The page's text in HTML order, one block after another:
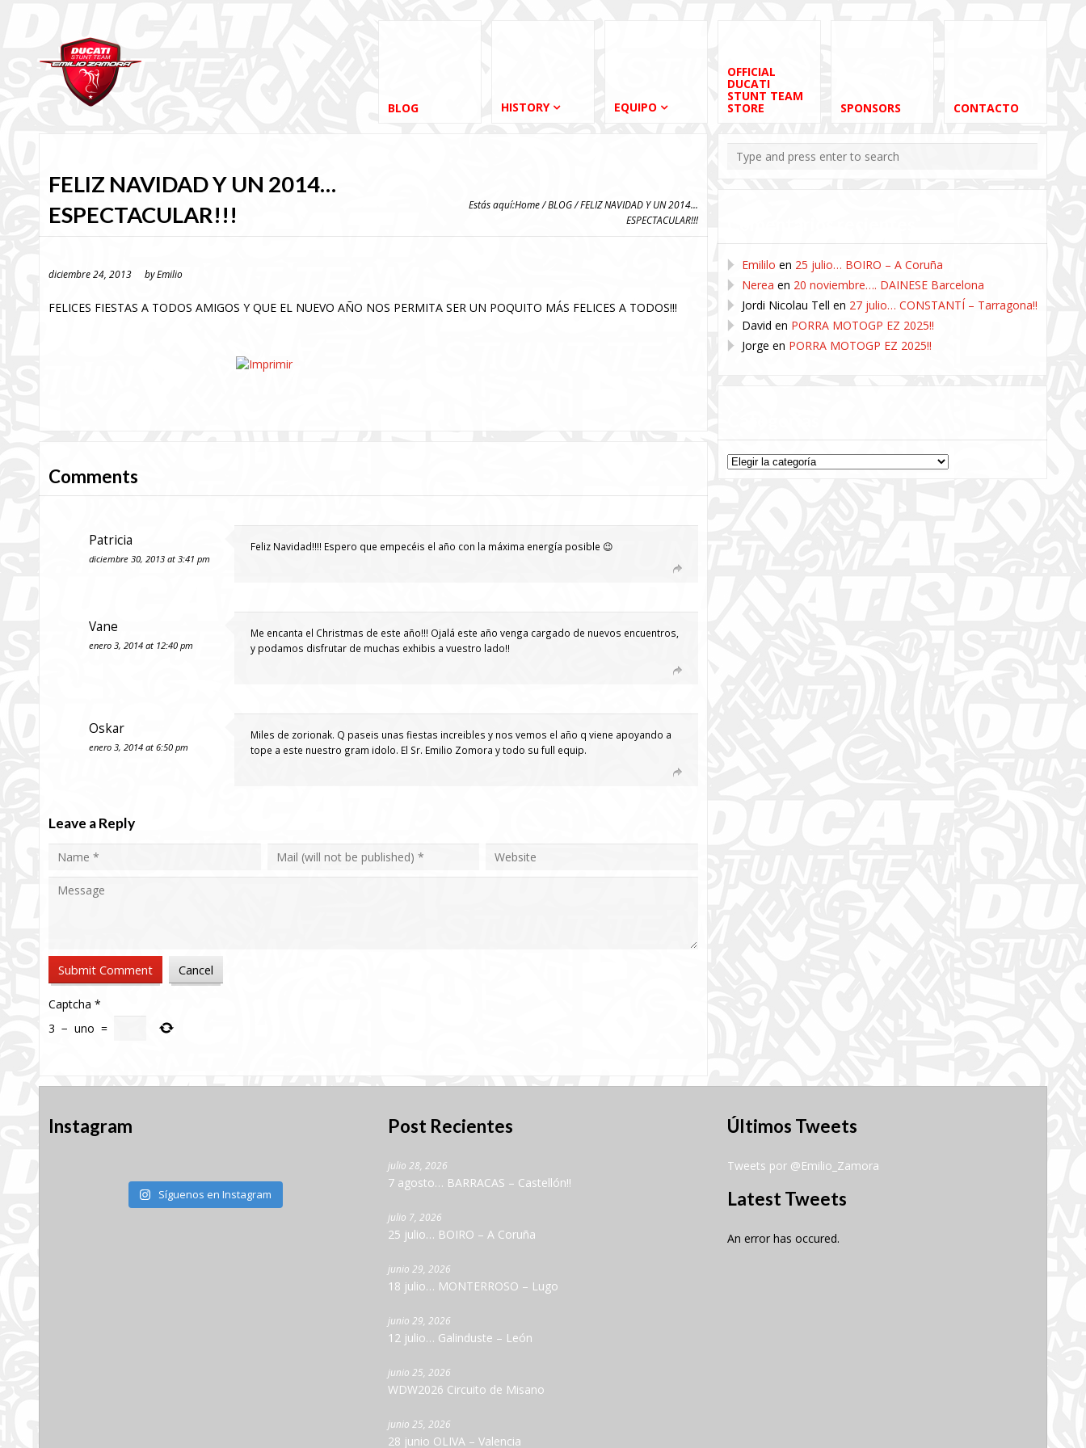
BLOG HISTORY EQUIPO
OFFICIAL
DUCATI
STUNT TEAM
STORE SPONSORS CONTACTO
FELIZ NAVIDAD Y UN 2014…
ESPECTACULAR!!!
Estás aquí:Home/BLOG/ FELIZ NAVIDAD Y UN 2014...
ESPECTACULAR!!!
diciembre 24, 2013 byEmilio
FELICES FIESTAS A TODOS AMIGOS Y QUE EL NUEVO AÑO NOS PERMITA SER UN POQUITO MÁS FELICES A TODOS!!!
Comments
Patricia
diciembre 30, 2013 at 3:41 pm
Feliz Navidad!!!! Espero que empecéis el año con la máxima energía posible 😉
Vane
enero 3, 2014 at 12:40 pm
Me encanta el Christmas de este año!!! Ojalá este año venga cargado de nuevos encuentros,
y podamos disfrutar de muchas exhibis a vuestro lado!!
Oskar
enero 3, 2014 at 6:50 pm
Miles de zorionak. Q paseis unas fiestas increibles y nos vemos el año q viene apoyando a
tope a este nuestro gram idolo. El Sr. Emilio Zomora y todo su full equip.
Leave a Reply
Captcha *
3 − uno =
Emililo en 25 julio… BOIRO – A Coruña
Nerea en 20 noviembre…. DAINESE Barcelona
Jordi Nicolau Tell en 27 julio… CONSTANTÍ – Tarragona!!
David en PORRA MOTOGP EZ 2025!!
Jorge en PORRA MOTOGP EZ 2025!!
Categorías
Instagram
Síguenos en Instagram
Post Recientes
julio 28, 2026
7 agosto… BARRACAS – Castellón!!
julio 7, 2026
25 julio… BOIRO – A Coruña
junio 29, 2026
18 julio… MONTERROSO – Lugo
junio 29, 2026
12 julio… Galinduste – León
junio 25, 2026
WDW2026 Circuito de Misano
junio 25, 2026
28 junio OLIVA – Valencia
Últimos Tweets
Tweets por @Emilio_Zamora
Latest Tweets
An error has occured.